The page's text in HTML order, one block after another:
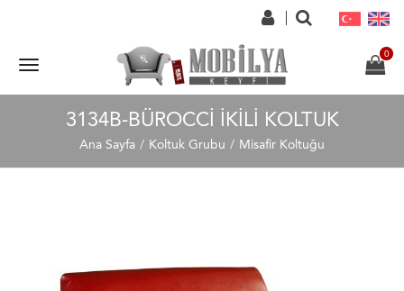
3134B-BÜROCCI İKILI KOLTUK
Ana Sayfa Koltuk Grubu Misafir Koltuğu